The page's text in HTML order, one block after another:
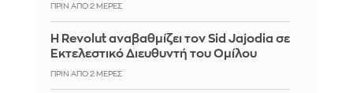
ΠΡΙΝ ΑΠΌ 2 ΜΈΡΕΣ
Η Revolut αναβαθμίζει τον Sid Jajodia σε
Εκτελεστικό Διευθυντή του Ομίλου
ΠΡΙΝ ΑΠΌ 2 ΜΈΡΕΣ